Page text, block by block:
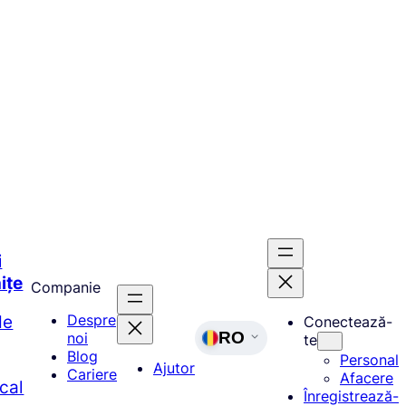
Companie
Despre
noi
Blog
Cariere
Ajutor
RO
Conectează-
te
Personal
Afacere
Înregistrează-